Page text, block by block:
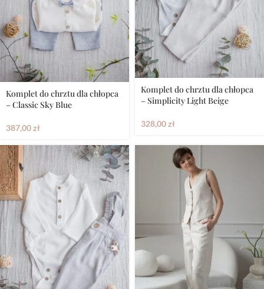
Komplet do chrztu dla chłopca
– Classic Sky Blue
387,00zł
Komplet do chrztu dla chłopca
– Simplicity Light Beige
328,00zł